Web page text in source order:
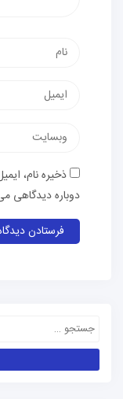
ذخیره نام،
دوباره دیدگاهی